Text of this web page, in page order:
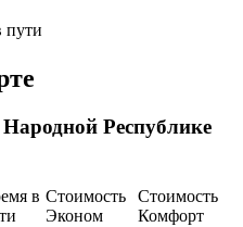
пути
Республике
в Стоимость
Эконом
Стоимость
Комфорт